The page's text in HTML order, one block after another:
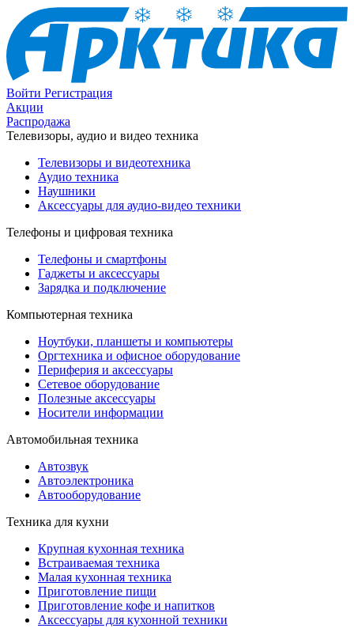
Войти Регистрация
Акции
Распродажа
Телевизоры, аудио и видео техника
Телевизоры и видеотехника
Аудио техника
Наушники
Аксессуары для аудио-видео техники
Телефоны и цифровая техника
Телефоны и смартфоны
Гаджеты и аксессуары
Зарядка и подключение
Компьютерная техника
Ноутбуки, планшеты и компьютеры
Оргтехника и офисное оборудование
Периферия и аксессуары
Cетевое оборудование
Полезные аксессуары
Носители информации
Автомобильная техника
Автозвук
Автоэлектроника
Автооборудование
Техника для кухни
Крупная кухонная техника
Встраиваемая техника
Малая кухонная техника
Приготовление пищи
Приготовление кофе и напитков
Аксессуары для кухонной техники